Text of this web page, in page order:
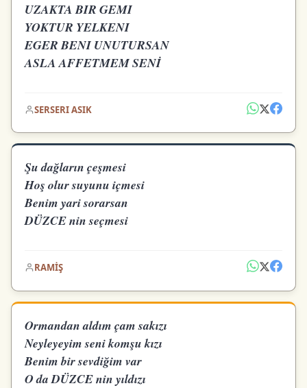
UZAKTA BIR GEMI
YOKTUR YELKENI
EGER BENI UNUTURSAN
ASLA AFFETMEM SENİ
SERSERI ASIK
Şu dağların çeşmesi
Hoş olur suyunu içmesi
Benim yari sorarsan
DÜZCE nin seçmesi
RAMİŞ
Ormandan aldım çam sakızı
Neyleyeyim seni komşu kızı
Benim bir sevdiğim var
O da DÜZCE nin yıldızı